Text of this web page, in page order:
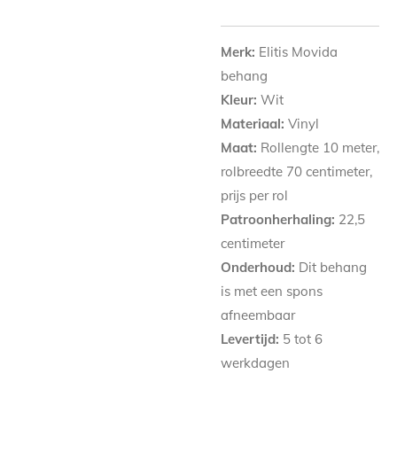
Merk: Elitis Movida
behang
Kleur: Wit
Materiaal: Vinyl
Maat: Rollengte 10 meter,
rolbreedte 70 centimeter,
prijs per rol
Patroonherhaling: 22,5
centimeter
Onderhoud: Dit behang
is met een spons
afneembaar
Levertijd: 5 tot 6
werkdagen